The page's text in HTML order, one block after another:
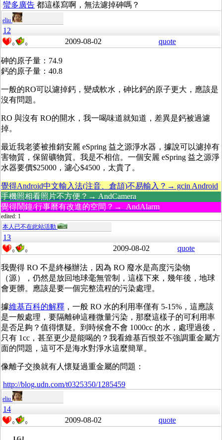
蠻多廣告 都這樣寫啊，無法濾掉砷嗎？
eliu
12
0 0 2009-08-02 quote
砷的原子量：74.9
鈣的原子量：40.8
一般的RO可以濾掉鈣，變成軟水，砷比鈣的原子更大，應該是
沒有問題。
RO 與沒有 RO的開水，我一喝味道就知道，差異是鈣被過濾
掉。
最近我老婆被推銷安麗 eSpring 益之源淨水器，據說可以濾掉有
害物質，保留礦物質。我是不相信。一個安麗 eSpring 益之源淨
水器要價$25000，濾心$4500，太貴了。
覺得Android中文輸入法(注音、倉頡)不易輸入？→ gcin Android
手機照相看照片不方便？→ AndCamera
覺得鬧鐘/行事曆有改進的空間？→ AndAlarm
edited: 1
本人已不在此站活動
13
0 0 2009-08-02 quote
我覺得 RO 不是終極辦法，因為 RO 廢水是高度污染物
（源），仍然是放回地球毫無管制，這樣下來，幾年後，地球
會更髒。應該是要一個完整流程的污染處理。
據維基百科的解釋 ，一般 RO 水的利用率僅有 5-15%，這應該
是一般處理，要隔離砷這種微量污染，那麼這樣子的可利用率
是否足夠？值得懷疑。到時候會不會 1000cc 的水，處理過後，
只有 1cc，甚至更少是能喝的？我看維基百恨並不強調重金屬方
面的問題，這可不是海水對淨水這麼簡單。
像離子交換就有人懷疑過重金屬的問題：
http://blog.udn.com/t0325350/1285459
eliu
14
0 0 2009-08-02 quote
LGJ